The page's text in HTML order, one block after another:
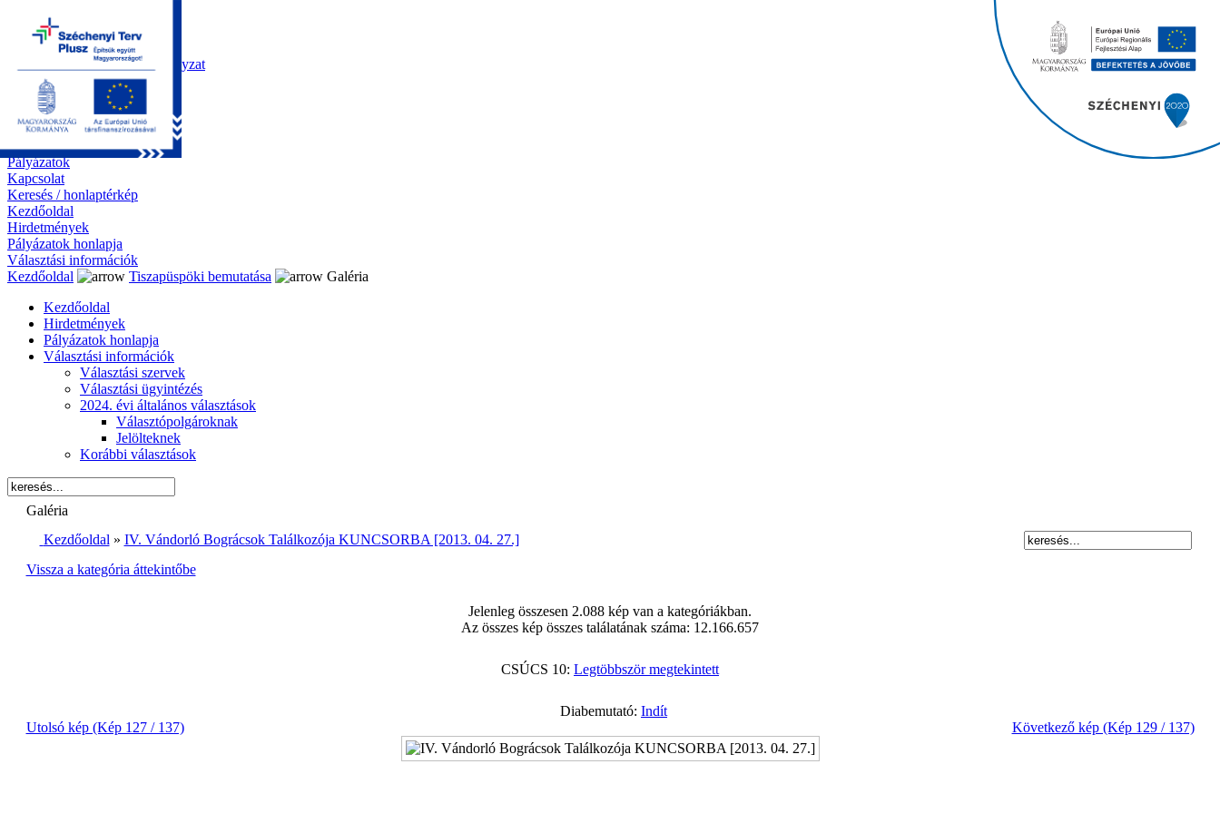
Kezdőoldal
Önkormányzat
Polgármesteri Hivatal
Roma Nemzetiségi Önkormányzat
Elektronikus ügyintézés
Közérdekű információk
Tiszapüspöki bemutatása
Galéria
Díjazottaink
Pályázatok
Kapcsolat
Keresés / honlaptérkép
Kezdőoldal
Hirdetmények
Pályázatok honlapja
Választási információk
Kezdőoldal
Tiszapüspöki bemutatása
Galéria
Kezdőoldal
Hirdetmények
Pályázatok honlapja
Választási információk
Választási szervek
Választási ügyintézés
2024. évi általános választások
Választópolgároknak
Jelölteknek
Korábbi választások
Galéria
Kezdőoldal » IV. Vándorló Bográcsok Találkozója KUNCSORBA [2013. 04. 27.]
Vissza a kategória áttekintőbe
Jelenleg összesen 2.088 kép van a kategóriákban.
Az összes kép összes találatának száma: 12.166.657
CSÚCS 10: Legtöbbször megtekintett
Diabemutató: Indít
Utolsó kép (Kép 127 / 137)
Következő kép (Kép 129 / 137)